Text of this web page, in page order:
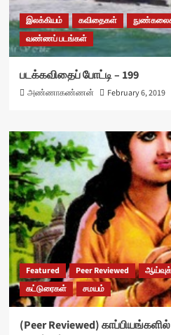
இலக்கியம் கவிதைகள்
வண்ணப் படங்கள்
படக்கவிதைப் போட்டி – 199
அண்ணாகண்ணன் February 6, 2019
Featured Peer Reviewed
கட்டுரைகள்
சமயம்
(Peer Reviewed)